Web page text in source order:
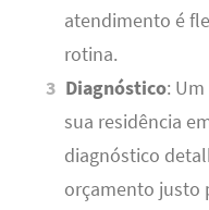
atendimento é
rotina.
Diagnóstico:
sua residência
diagnóstico
orçamento justo